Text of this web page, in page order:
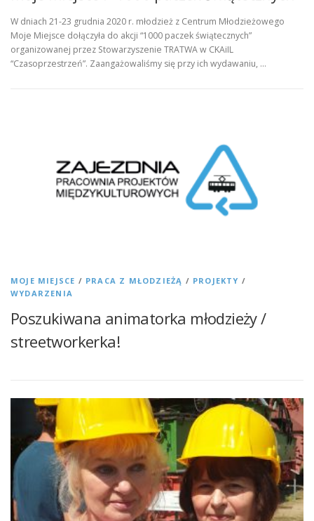
W dniach 21-23 grudnia 2020 r. młodzież z Centrum Młodzieżowego
Moje Miejsce dołączyła do akcji “1000 paczek świątecznych”
organizowanej przez Stowarzyszenie TRATWA w CKAiIL
“Czasoprzestrzeń”. Zaangażowaliśmy się przy ich wydawaniu, …
MOJE MIEJSCE / PRACA Z MŁODZIEŻĄ / PROJEKTY /
WYDARZENIA
Poszukiwana animatorka młodzieży /
streetworkerka!